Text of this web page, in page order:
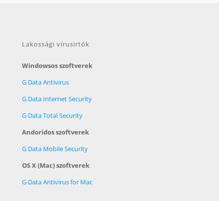
Lakossági vírusirtók
Windowsos szoftverek
G Data Antivirus
G Data Internet Security
G Data Total Security
Andoridos szoftverek
G Data Mobile Security
OS X (Mac) szoftverek
G Data Antivirus for Mac